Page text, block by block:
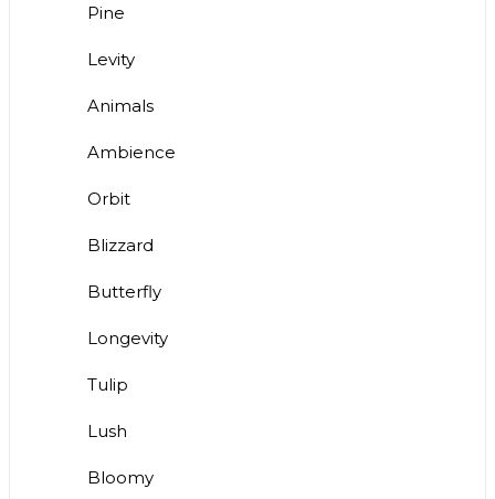
Pine
Levity
Animals
Ambience
Orbit
Blizzard
Butterfly
Longevity
Tulip
Lush
Bloomy